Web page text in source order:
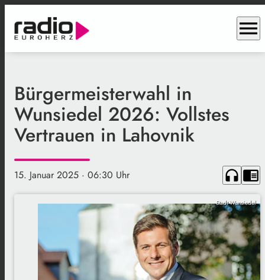
menu
Bürgermeisterwahl in
Wunsiedel 2026: Vollstes
Vertrauen in Lahovnik
15. Januar 2025 · 06:30 Uhr headphones chrome_reader_mode
Stadt Wunsiedel